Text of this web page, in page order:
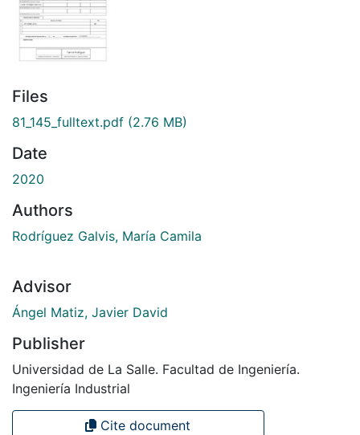
Files
81_145_fulltext.pdf (2.76 MB)
Date
2020
Authors
Rodríguez Galvis, María Camila
Advisor
Ángel Matiz, Javier David
Publisher
Universidad de La Salle. Facultad de Ingeniería.
Ingeniería Industrial
Cite document